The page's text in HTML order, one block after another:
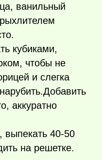
ванильный
кубиками,
чтобы не
и слегка
аккуратно
40-50
на решетке.